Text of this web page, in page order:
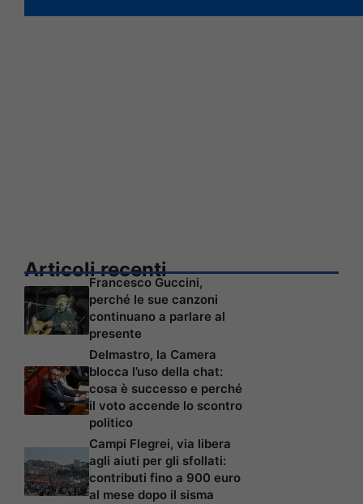
Articoli recenti
Francesco Guccini,
perché le sue canzoni
continuano a parlare al
presente
Delmastro, la Camera
blocca l’uso della chat:
cosa è successo e perché
il voto accende lo scontro
politico
Campi Flegrei, via libera
agli aiuti per gli sfollati:
contributi fino a 900 euro
al mese dopo il sisma